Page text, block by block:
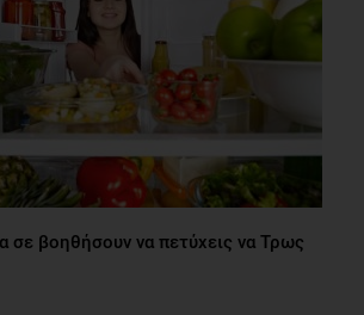
σε βοηθήσουν να πετύχεις να Τρως